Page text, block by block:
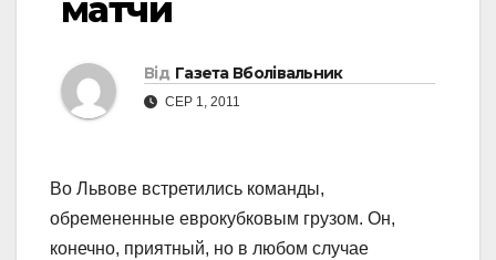
матчи
Від Газета Вболівальник
СЕР 1, 2011
Во Львове встретились команды,
обремененные еврокубковым грузом. Он,
конечно, приятный, но в любом случае